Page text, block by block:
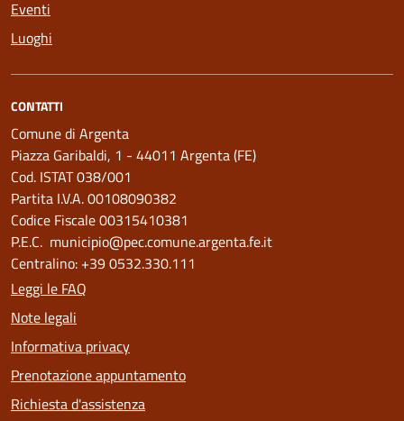
Eventi
Luoghi
CONTATTI
Comune di Argenta
Piazza Garibaldi, 1 - 44011 Argenta (FE)
Cod. ISTAT 038/001
Partita I.V.A. 00108090382
Codice Fiscale 00315410381
P.E.C. municipio@pec.comune.argenta.fe.it
Centralino: +39 0532.330.111
Leggi le FAQ
Note legali
Informativa privacy
Prenotazione appuntamento
Richiesta d'assistenza